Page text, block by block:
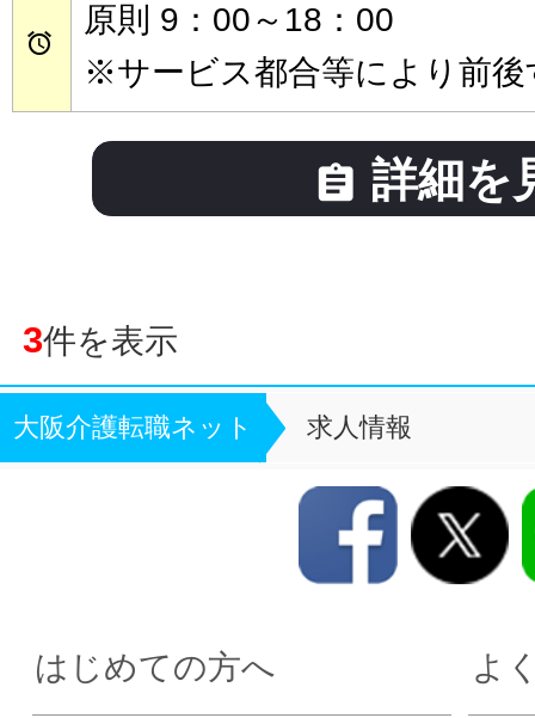

原則 9：00～18：00
※サービス都合等により前後
 詳細を
3件を表示
大阪介護転職ネット 求人情報
はじめての方へ よ